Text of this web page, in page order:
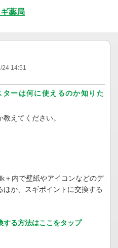
24 14:51
ターは何に使えるのか知りた
えてください。
＋内で壁紙やアイコンなどのデ
か、スギポイントに交換する
る方法はここをタップ